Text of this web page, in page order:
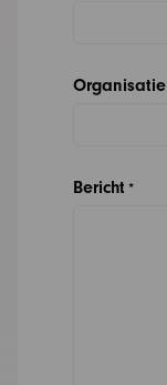
Organisatie
Bericht *